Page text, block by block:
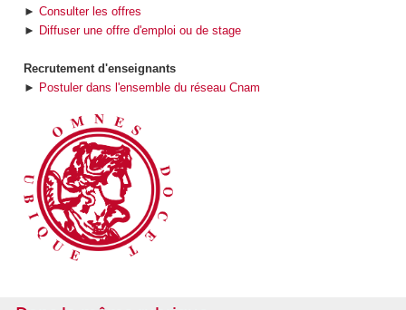
► Consulter les offres
► Diffuser une offre d'emploi ou de stage
Recrutement d'enseignants
► Postuler dans l'ensemble du réseau Cnam